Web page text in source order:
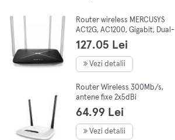
Router wireless MERCUSYS
AC12G, AC1200, Gigabit, Dual-
Band, Negru
127.05 Lei
Vezi detalii
Router Wireless 300Mb/s,
antene fixe 2x5dBi
omnidirectionale, TL-
WR841N, RJ-45 Auto-
Sensing, Alb, TP-LINK
64.99 Lei
Vezi detalii